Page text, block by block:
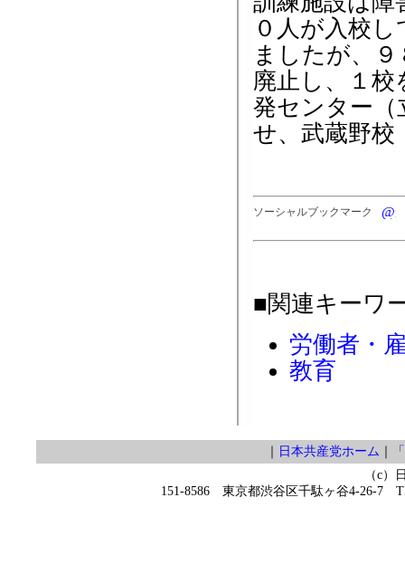
０人が入校
ましたが、
廃止し、１校
発センター（
せ、武蔵野校
ソーシャルブックマーク
■関連キーワ
労働者・
教育
日本共産党ホーム
（c）
151-8586 東京都渋谷区千駄ヶ谷4-26-7